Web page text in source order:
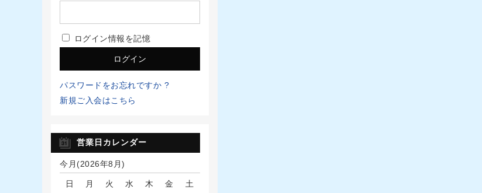
ログイン情報を記憶
パスワードをお忘れですか ?
新規ご入会はこちら
営業日カレンダー
今月(2026年8月)
日 月 火 水 木 金 土